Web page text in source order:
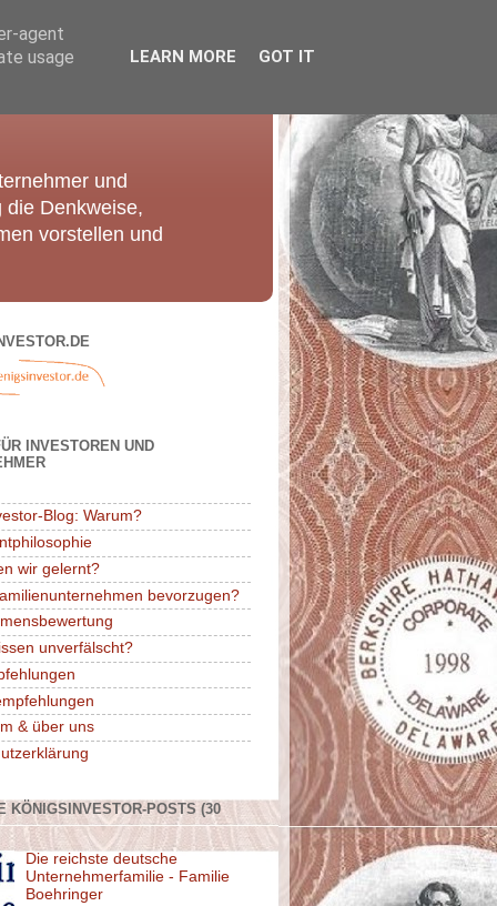
und
die Denkweise,
vorstellen und
INVESTOREN UND
Blog: Warum?
wir gelernt?
bevorzugen?
unverfälscht?
& über uns
KÖNIGSINVESTOR-POSTS (30
Die reichste deutsche
Unternehmerfamilie - Familie
Boehringer
agent
usage
LEARN MORE GOT IT